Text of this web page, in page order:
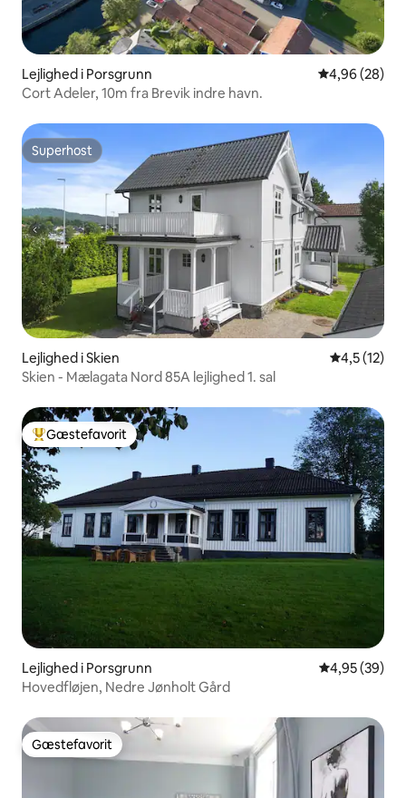
Lejlighed i Porsgrunn 4,96 ud af 5 i
4,96 (28)
Cort Adeler, 10m fra Brevik indre havn.
Superhost
Superhost
Lejlighed i Skien 4,5 ud af 5
4,5 (12)
Skien - Mælagata Nord 85A lejlighed 1. sal
Bedste gæstefavorit
Gæstefavorit
Lejlighed i Porsgrunn 4,95 ud af 5 i
4,95 (39)
Hovedfløjen, Nedre Jønholt Gård
Gæstefavorit
Gæstefavorit